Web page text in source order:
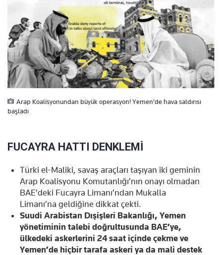
Arap Koalisyonundan büyük operasyon! Yemen’de hava saldırısı
başladı
FUCAYRA HATTI DENKLEMİ
Türki el-Maliki, savaş araçları taşıyan iki geminin
Arap Koalisyonu Komutanlığı’nın onayı olmadan
BAE’deki Fucayra Limanı’ndan Mukalla
Limanı’na geldiğine dikkat çekti.
Suudi Arabistan Dışişleri Bakanlığı, Yemen
yönetiminin talebi doğrultusunda BAE’ye,
ülkedeki askerlerini 24 saat içinde çekme ve
Yemen’de hiçbir tarafa askeri ya da mali destek